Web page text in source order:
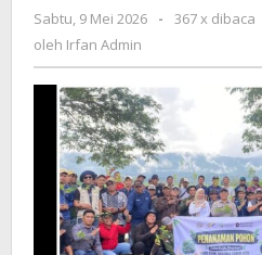
Hari
Bumi
2026
Sabtu, 9 Mei 2026
oleh
-
367 x dibaca
oleh Irfan Admin